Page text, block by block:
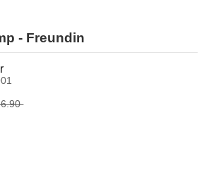
- Freundin
6.90